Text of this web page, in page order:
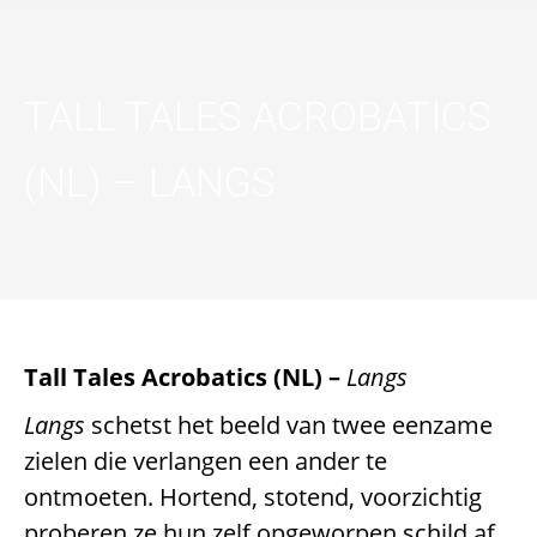
Tall Tales Acrobatics (NL) – Langs
Langs schetst het beeld van twee eenzame
zielen die verlangen een ander te
ontmoeten. Hortend, stotend, voorzichtig